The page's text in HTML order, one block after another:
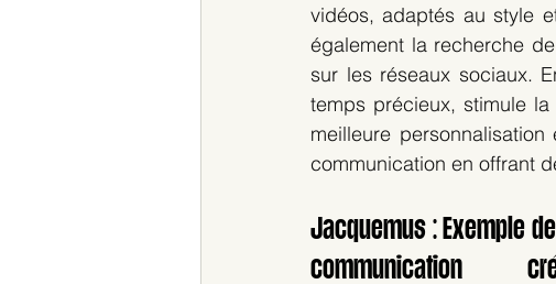
vidéos, adaptés au style
également la recherche
sur les réseaux sociaux.
temps précieux, stimule
meilleure
communication en offrant
Jacquemus : Exemple
communication